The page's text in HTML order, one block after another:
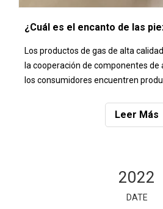
Los productos de gas de alta
la cooperación de componentes de
los consumidores encuentren
procesan y utilizan las distintas
Leer Más
2022
DATE